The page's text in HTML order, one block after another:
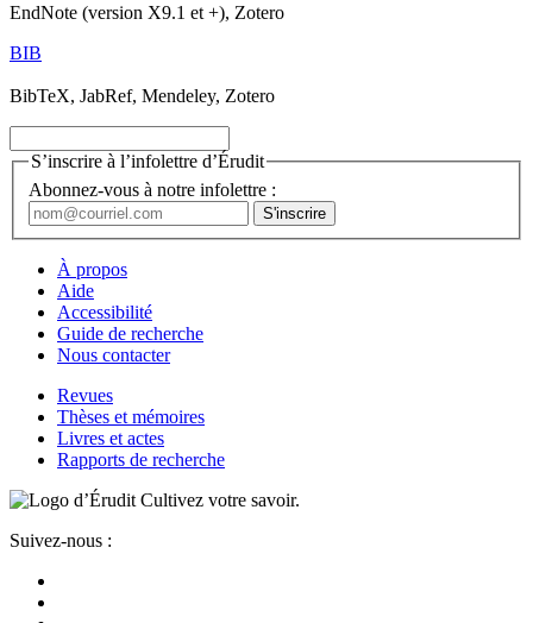
EndNote (version X9.1 et +), Zotero
BIB
BibTeX, JabRef, Mendeley, Zotero
S’inscrire à l’infolettre d’Érudit
Abonnez-vous à notre infolettre :
À propos
Aide
Accessibilité
Guide de recherche
Nous contacter
Revues
Thèses et mémoires
Livres et actes
Rapports de recherche
Cultivez votre savoir.
Suivez-nous :